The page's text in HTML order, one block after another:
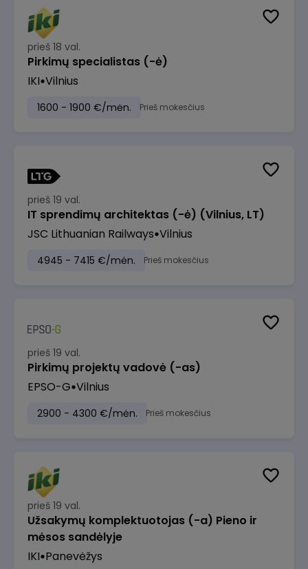
prieš 18 val.
Pirkimų specialistas (-ė)
IKI Vilnius
1600 - 1900 €/mėn. Prieš mokesčius
prieš 19 val.
IT sprendimų architektas (-ė) (Vilnius, LT)
JSC Lithuanian Railways Vilnius
4945 - 7415 €/mėn. Prieš mokesčius
prieš 19 val.
Pirkimų projektų vadovė (-as)
EPSO-G Vilnius
2900 - 4300 €/mėn. Prieš mokesčius
prieš 19 val.
Užsakymų komplektuotojas (-a) Pieno ir
mėsos sandėlyje
IKI Panevėžys